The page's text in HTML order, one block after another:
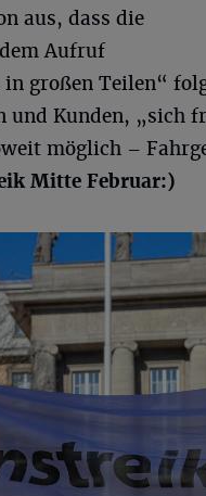
aus, dass die
Aufruf
großen Teilen“
und Kunden, „sich
möglich –
Mitte Februar:)